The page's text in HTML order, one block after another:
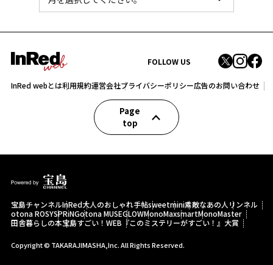
FOLLOW US
InRed webとは利用規約運営会社プライバシーポリシー広告のお問い合わせ
Page
top
宝島チャンネルInRed大人のおしゃれ手帖sweetmini素敵なあの人 リンネル
otona ROSYSPRiNGotona MUSEGLOWMonoMaxsmartMonoMaster
田舎暮らしの本宝島すごい！WEB 『このミステリーがすごい！』大賞
Copyright © TAKARAJIMASHA,Inc. All Rights Reserved.